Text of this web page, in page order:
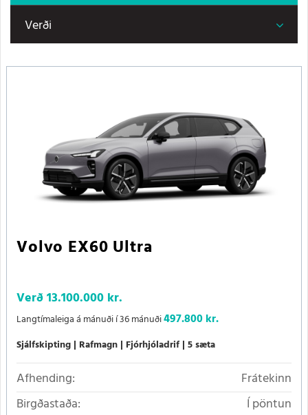
Verði
Volvo EX60 Ultra
Verð13.100.000 kr.
Langtímaleiga á mánuði í 36 mánuði497.800 kr.
Sjálfskipting Rafmagn Fjórhjóladrif 5 sæta
Afhending:
Frátekinn
Birgðastaða:
Í pöntun